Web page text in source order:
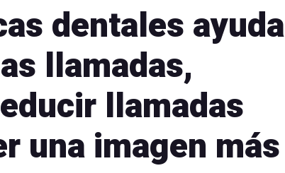
dentales ayuda
llamadas,
llamadas
una imagen más